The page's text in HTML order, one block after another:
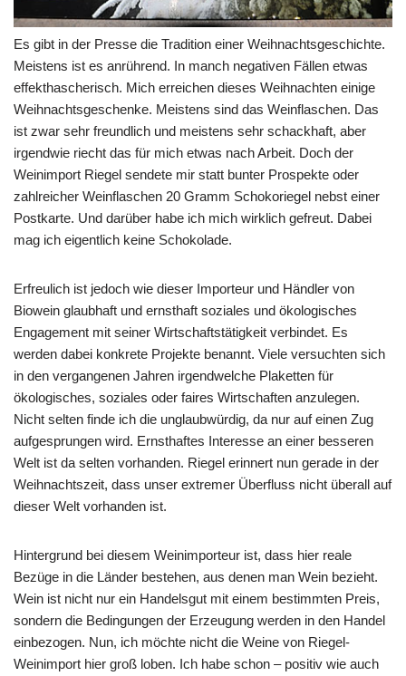
Es gibt in der Presse die Tradition einer Weihnachtsgeschichte.
Meistens ist es anrührend. In manch negativen Fällen etwas
effekthascherisch. Mich erreichen dieses Weihnachten einige
Weihnachtsgeschenke. Meistens sind das Weinflaschen. Das
ist zwar sehr freundlich und meistens sehr schackhaft, aber
irgendwie riecht das für mich etwas nach Arbeit. Doch der
Weinimport Riegel sendete mir statt bunter Prospekte oder
zahlreicher Weinflaschen 20 Gramm Schokoriegel nebst einer
Postkarte. Und darüber habe ich mich wirklich gefreut. Dabei
mag ich eigentlich keine Schokolade.
Erfreulich ist jedoch wie dieser Importeur und Händler von
Biowein glaubhaft und ernsthaft soziales und ökologisches
Engagement mit seiner Wirtschaftstätigkeit verbindet. Es
werden dabei konkrete Projekte benannt. Viele versuchten sich
in den vergangenen Jahren irgendwelche Plaketten für
ökologisches, soziales oder faires Wirtschaften anzulegen.
Nicht selten finde ich die unglaubwürdig, da nur auf einen Zug
aufgesprungen wird. Ernsthaftes Interesse an einer besseren
Welt ist da selten vorhanden. Riegel erinnert nun gerade in der
Weihnachtszeit, dass unser extremer Überfluss nicht überall auf
dieser Welt vorhanden ist.
Hintergrund bei diesem Weinimporteur ist, dass hier reale
Bezüge in die Länder bestehen, aus denen man Wein bezieht.
Wein ist nicht nur ein Handelsgut mit einem bestimmten Preis,
sondern die Bedingungen der Erzeugung werden in den Handel
einbezogen. Nun, ich möchte nicht die Weine von Riegel-
Weinimport hier groß loben. Ich habe schon – positiv wie auch